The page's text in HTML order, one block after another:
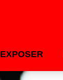
EXPOSER